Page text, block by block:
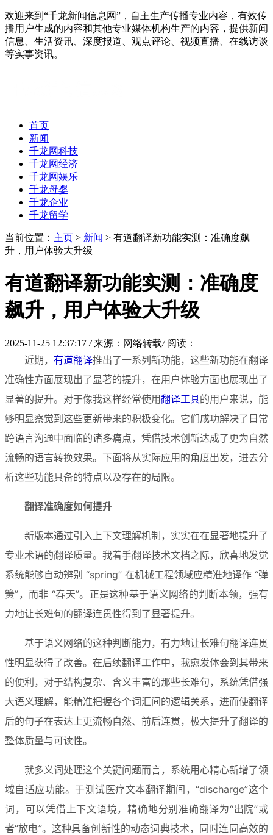
欢迎来到“千龙新闻信息网”，自主生产传播专业内容，有效传
播用户生成的内容和其他专业媒体机构生产的内容，提供新闻
信息、生活资讯、深度报道、观点评论、视频直播、在线访谈
等实事资讯。
首页
新闻
千龙网科技
千龙网经济
千龙网娱乐
千龙母婴
千龙企业
千龙留学
当前位置： 主页 > 新闻 > 有道翻译新功能实测：准确度飙
升，用户体验大升级
有道翻译新功能实测：准确度
飙升，用户体验大升级
2025-11-25 12:37:17 / 来源：网络转载/ 阅读：
近期， 有道翻译推出了一系列新功能，这些新功能在翻译
准确性方面展现出了显著的提升，在用户体验方面也展现出了
显著的提升。对于像我这样经常使用翻译工具的用户来说，能
够明显察觉到这些更新带来的积极变化。它们成功解决了日常
跨语言沟通中面临的诸多痛点，凭借技术创新达成了更为自然
流畅的语言转换效果。下面将从实际应用的角度出发，进去分
析这些功能具备的特点以及存在的局限。
翻译准确度如何提升
新版本通过引入上下文理解机制，实实在在显著地提升了
专业术语的翻译质量。我着手翻译技术文档之际，欣喜地发觉
系统能够自动辨别 “spring” 在机械工程领域应精准地译作 “弹
簧”，而非 “春天”。正是这种基于语义网络的判断本领，强有
力地让长难句的翻译连贯性得到了显著提升。
基于语义网络的这种判断能力，有力地让长难句翻译连贯
性明显获得了改善。在后续翻译工作中，我愈发体会到其带来
的便利，对于结构复杂、含义丰富的那些长难句，系统凭借强
大语义理解，能精准把握各个词汇间的逻辑关系，进而使翻译
后的句子在表达上更流畅自然、前后连贯，极大提升了翻译的
整体质量与可读性。
就多义词处理这个关键问题而言，系统用心精心新增了领
域自适应功能。于测试医疗文本翻译期间，“discharge”这个
词，可以凭借上下文语境，精确地分别准确翻译为“出院”或
者“放电”。这种具备创新性的动态词典技术，同时连同高效的